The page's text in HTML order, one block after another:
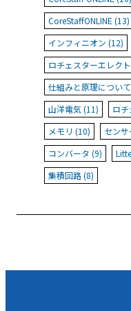
CoreStaffONLINE (13)
インフィニオン (12)
ロチェスターエレク
仕組みと原理につい
山洋電気 (11)
ロ
メモリ (10)
セン
コンバータ (9)
集積回路 (8)